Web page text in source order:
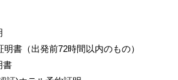
書（出発前72時間以内のもの）
書